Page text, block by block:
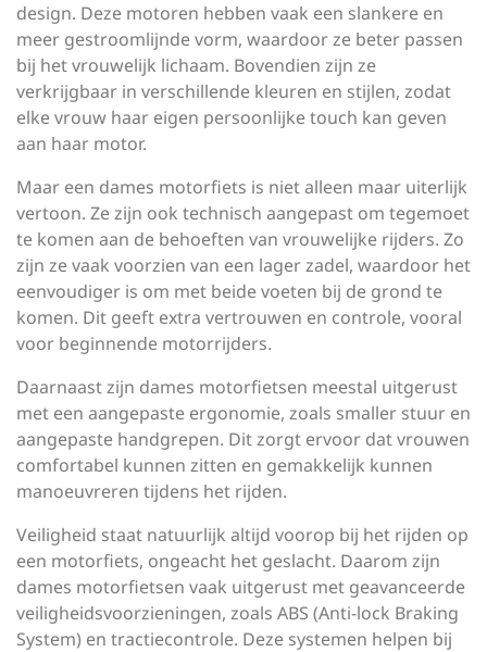
design. Deze motoren hebben vaak een slankere en
meer gestroomlijnde vorm, waardoor ze beter passen
bij het vrouwelijk lichaam. Bovendien zijn ze
verkrijgbaar in verschillende kleuren en stijlen, zodat
elke vrouw haar eigen persoonlijke touch kan geven
aan haar motor.
Maar een dames motorfiets is niet alleen maar uiterlijk
vertoon. Ze zijn ook technisch aangepast om tegemoet
te komen aan de behoeften van vrouwelijke rijders. Zo
zijn ze vaak voorzien van een lager zadel, waardoor het
eenvoudiger is om met beide voeten bij de grond te
komen. Dit geeft extra vertrouwen en controle, vooral
voor beginnende motorrijders.
Daarnaast zijn dames motorfietsen meestal uitgerust
met een aangepaste ergonomie, zoals smaller stuur en
aangepaste handgrepen. Dit zorgt ervoor dat vrouwen
comfortabel kunnen zitten en gemakkelijk kunnen
manoeuvreren tijdens het rijden.
Veiligheid staat natuurlijk altijd voorop bij het rijden op
een motorfiets, ongeacht het geslacht. Daarom zijn
dames motorfietsen vaak uitgerust met geavanceerde
veiligheidsvoorzieningen, zoals ABS (Anti-lock Braking
System) en tractiecontrole. Deze systemen helpen bij